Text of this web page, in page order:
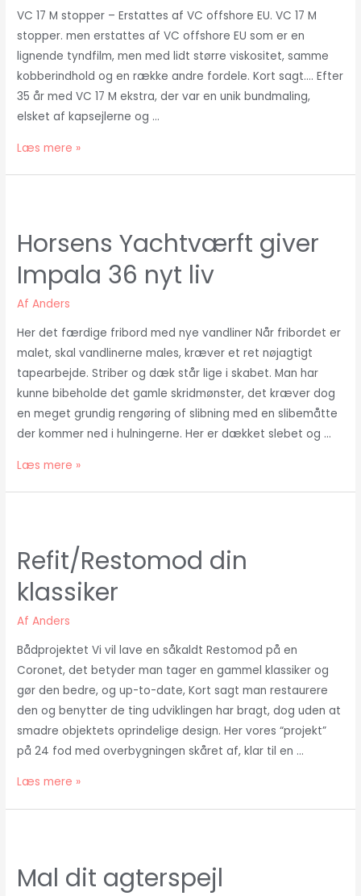
andre
klassikere
VC 17 M stopper – Erstattes af VC offshore EU. VC 17 M
stopper. men erstattes af VC offshore EU som er en
lignende tyndfilm, men med lidt større viskositet, samme
kobberindhold og en række andre fordele. Kort sagt…. Efter
35 år med VC 17 M ekstra, der var en unik bundmaling,
elsket af kapsejlerne og …
VC
17
M
ekstra
Læs mere »
Horsens Yachtværft giver
Impala 36 nyt liv
AfAnders
Her det færdige fribord med nye vandliner Når fribordet er
malet, skal vandlinerne males, kræver et ret nøjagtigt
tapearbejde. Striber og dæk står lige i skabet. Man har
kunne bibeholde det gamle skridmønster, det kræver dog
en meget grundig rengøring of slibning med en slibemåtte
der kommer ned i hulningerne. Her er dækket slebet og …
Horsens
nyt
liv
Læs mere »
Refit/Restomod din
klassiker
AfAnders
Bådprojektet Vi vil lave en såkaldt Restomod på en
Coronet, det betyder man tager en gammel klassiker og
gør den bedre, og up-to-date, Kort sagt man restaurere
den og benytter de ting udviklingen har bragt, dog uden at
smadre objektets oprindelige design. Her vores “projekt”
på 24 fod med overbygningen skåret af, klar til en …
Refit/Restomod
Læs mere »
Mal dit agterspejl